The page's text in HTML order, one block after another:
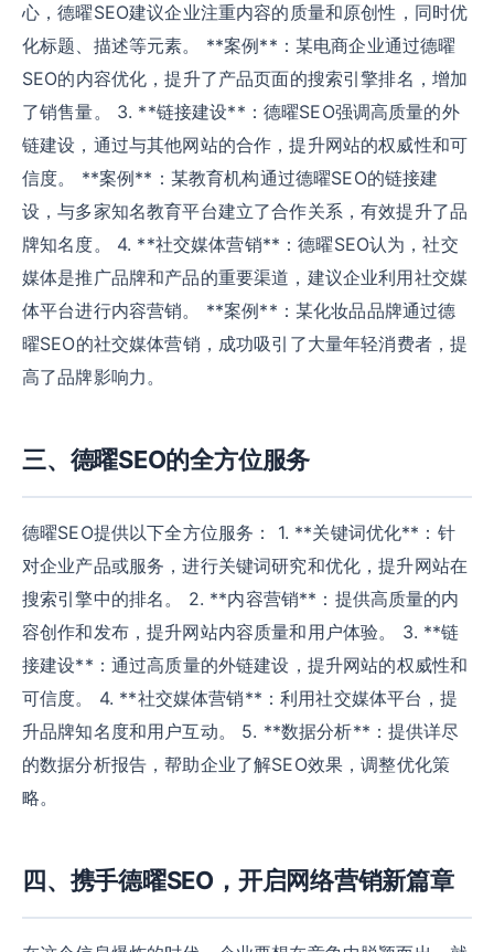
心，德曜SEO建议企业注重内容的质量和原创性，同时优
化标题、描述等元素。 **案例**：某电商企业通过德曜
SEO的内容优化，提升了产品页面的搜索引擎排名，增加
了销售量。 3. **链接建设**：德曜SEO强调高质量的外
链建设，通过与其他网站的合作，提升网站的权威性和可
信度。 **案例**：某教育机构通过德曜SEO的链接建
设，与多家知名教育平台建立了合作关系，有效提升了品
牌知名度。 4. **社交媒体营销**：德曜SEO认为，社交
媒体是推广品牌和产品的重要渠道，建议企业利用社交媒
体平台进行内容营销。 **案例**：某化妆品品牌通过德
曜SEO的社交媒体营销，成功吸引了大量年轻消费者，提
高了品牌影响力。
三、德曜SEO的全方位服务
德曜SEO提供以下全方位服务： 1. **关键词优化**：针
对企业产品或服务，进行关键词研究和优化，提升网站在
搜索引擎中的排名。 2. **内容营销**：提供高质量的内
容创作和发布，提升网站内容质量和用户体验。 3. **链
接建设**：通过高质量的外链建设，提升网站的权威性和
可信度。 4. **社交媒体营销**：利用社交媒体平台，提
升品牌知名度和用户互动。 5. **数据分析**：提供详尽
的数据分析报告，帮助企业了解SEO效果，调整优化策
略。
四、携手德曜SEO，开启网络营销新篇章